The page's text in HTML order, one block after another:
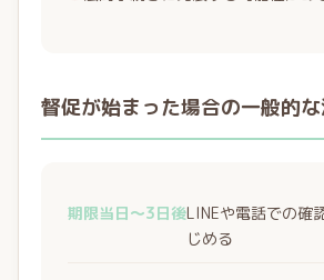
督促が始まった場合の一般的
期限当日〜3日後LINEや電話での確
じめる